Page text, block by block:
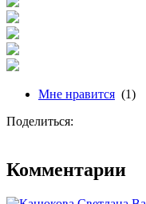
Мне нравится (1)
Поделиться:
Комментарии